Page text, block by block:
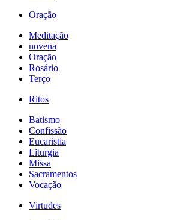
Oração
Meditação
novena
Oração
Rosário
Terço
Ritos
Batismo
Confissão
Eucaristia
Liturgia
Missa
Sacramentos
Vocação
Virtudes